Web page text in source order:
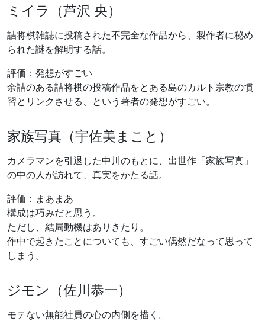
ミイラ（芦沢 央）
詰将棋雑誌に投稿された不完全な作品から、製作者に秘め
られた謎を解明する話。
評価：発想がすごい
余詰のある詰将棋の投稿作品をとある島のカルト宗教の慣
習とリンクさせる、という著者の発想がすごい。
家族写真（宇佐美まこと）
カメラマンを引退した中川のもとに、出世作「家族写真」
の中の人が訪れて、真実をかたる話。
評価：まあまあ
構成は巧みだと思う。
ただし、結局動機はありきたり。
作中で起きたことについても、すごい偶然だなって思って
しまう。
ジモン（佐川恭一）
モテない無能社員の心の内側を描く。